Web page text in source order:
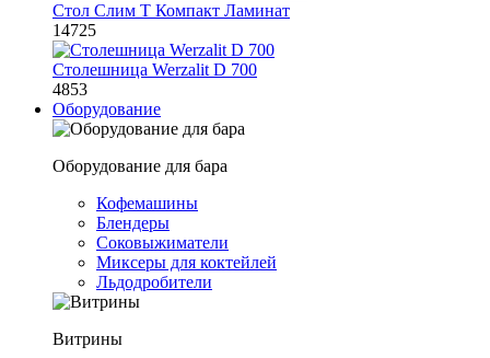
Стол Слим Т Компакт Ламинат
14725
Столешница Werzalit D 700
4853
Оборудование
Оборудование для бара
Кофемашины
Блендеры
Соковыжиматели
Миксеры для коктейлей
Льдодробители
Витрины